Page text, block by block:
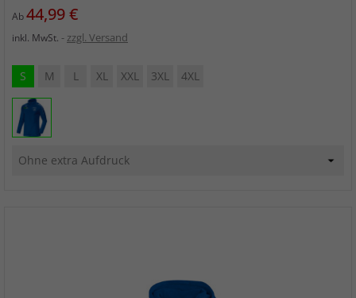
AbPreis
44,99 €
inkl. MwSt. zzgl. Versand
S M L XL XXL 3XL 4XL